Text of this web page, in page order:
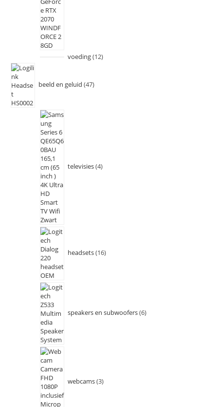
voeding 12
beeld en geluid 47
televisies 4
headsets 16
speakers en subwoofers 6
webcams 3